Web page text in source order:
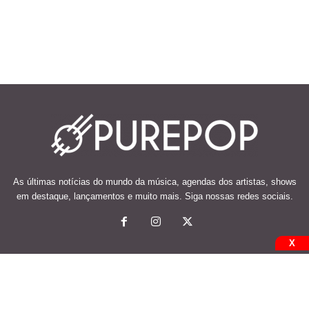
As últimas notícias do mundo da música, agendas dos artistas, shows
em destaque, lançamentos e muito mais. Siga nossas redes sociais.
X